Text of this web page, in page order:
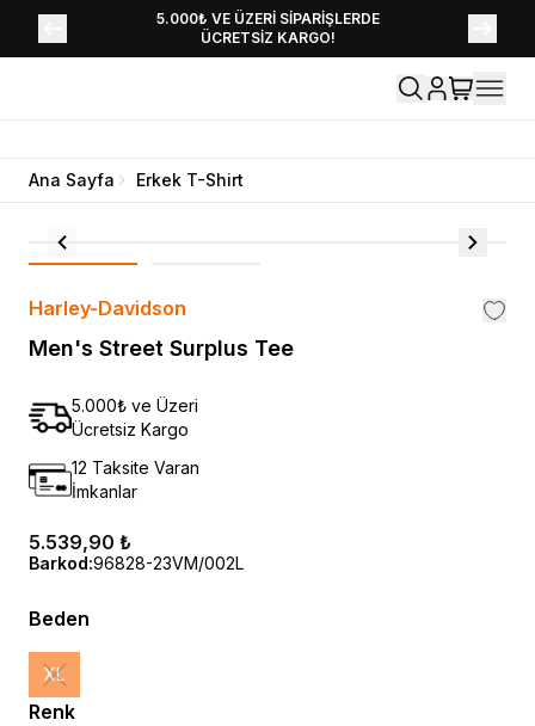
5.000₺ VE ÜZERİ SİPARİŞLERDE
ÜCRETSİZ KARGO!
YENİ SEZON KOLEKSİYONU EKLENDİ,
HEMEN KEŞFET!
Ana Sayfa Erkek T-Shirt
Harley-Davidson
Men's Street Surplus Tee
5.000₺ ve Üzeri
Ücretsiz Kargo
12 Taksite Varan
İmkanlar
5.539,90 ₺
Barkod:96828-23VM/002L
Beden
XL
Renk